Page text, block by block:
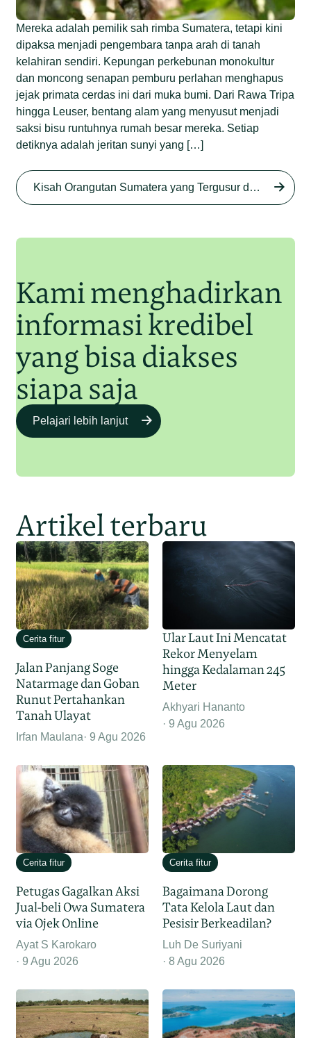
Sumatera di Rawa Tripa
Junaidi Hanafiah 27 Agu 2025
Begini Modus Perburuan
Mereka adalah pemilik sah rimba Sumatera, tetapi kini
dipaksa menjadi pengembara tanpa arah di tanah
kelahiran sendiri. Kepungan perkebunan monokultur
dan moncong senapan pemburu perlahan menghapus
jejak primata cerdas ini dari muka bumi. Dari Rawa Tripa
hingga Leuser, bentang alam yang menyusut menjadi
saksi bisu runtuhnya rumah besar mereka. Setiap
detiknya adalah jeritan sunyi yang […]
Kisah Orangutan Sumatera yang Tergusur dari Rumah Sendiri series
Kami menghadirkan
informasi kredibel
yang bisa diakses
siapa saja
Pelajari lebih lanjut
Artikel terbaru
Cerita fitur
Jalan Panjang Soge
Natarmage dan Goban
Runut Pertahankan
Tanah Ulayat
Irfan Maulana 9 Agu 2026
Ular Laut Ini Mencatat
Rekor Menyelam
hingga Kedalaman 245
Meter
Akhyari Hananto
9 Agu 2026
Cerita fitur
Petugas Gagalkan Aksi
Jual-beli Owa Sumatera
via Ojek Online
Ayat S Karokaro
9 Agu 2026
Cerita fitur
Bagaimana Dorong
Tata Kelola Laut dan
Pesisir Berkeadilan?
Luh De Suriyani
8 Agu 2026